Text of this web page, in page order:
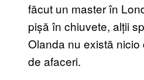
făcut un master în
pișă în chiuvete, alții
Olanda nu există
de afaceri.